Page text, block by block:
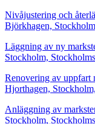
Nivåjustering och
Björkhagen,
Läggning av ny
Stockholm,
Renovering av uppfart
Hjorthagen,
Anläggning av
Stockholm,